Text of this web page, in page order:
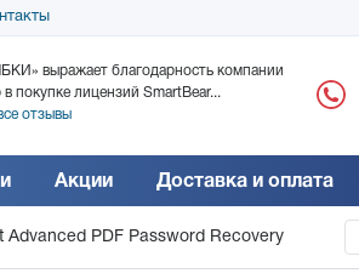
выражает благодарность компании
покупке лицензий SmartBear...
отзывы
Акции Доставка и оплата
Advanced PDF Password Recovery